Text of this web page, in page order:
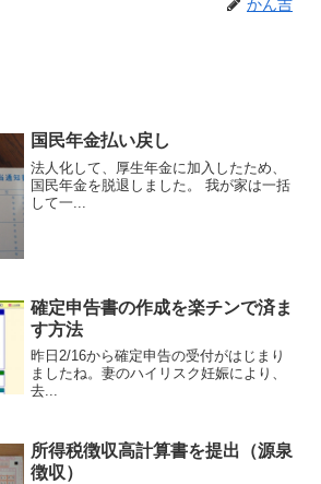
かん吉
国民年金払い戻し
法人化して、厚生年金に加入したため、
国民年金を脱退しました。 我が家は一括
して一...
確定申告書の作成を楽チンで済ま
す方法
昨日2/16から確定申告の受付がはじまり
ましたね。妻のハイリスク妊娠により、
去...
所得税徴収高計算書を提出（源泉
徴収）